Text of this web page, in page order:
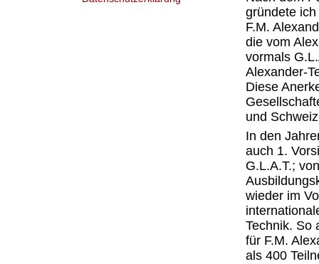
gründete
F.M.
die vom
vormals
Alexander-
Diese
und
In den
auch 1.
G.L.A.T.;
wieder im
Technik. So
für F.M.
als 400